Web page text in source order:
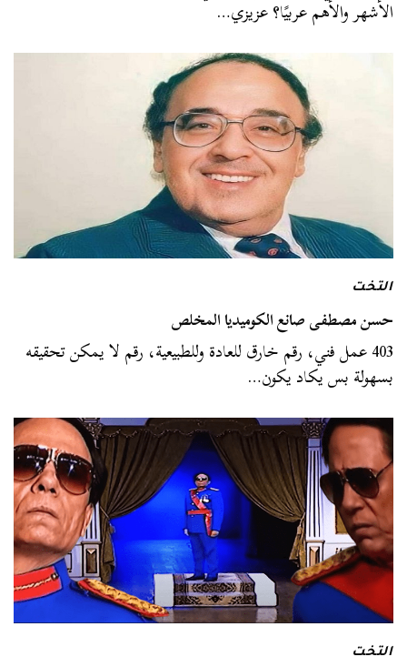
الأشهر والأهم عربيًا؟ عزيزي…
التخت
حسن مصطفى صانع الكوميديا المخلص
403 عمل فني، رقم خارق للعادة وللطبيعية، رقم لا يمكن تحقيقه
بسهولة بس يكاد يكون…
التخت